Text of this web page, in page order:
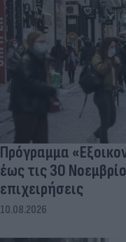
Πρόγραμμα
έως τις 30
επιχειρήσεις
10.08.2026